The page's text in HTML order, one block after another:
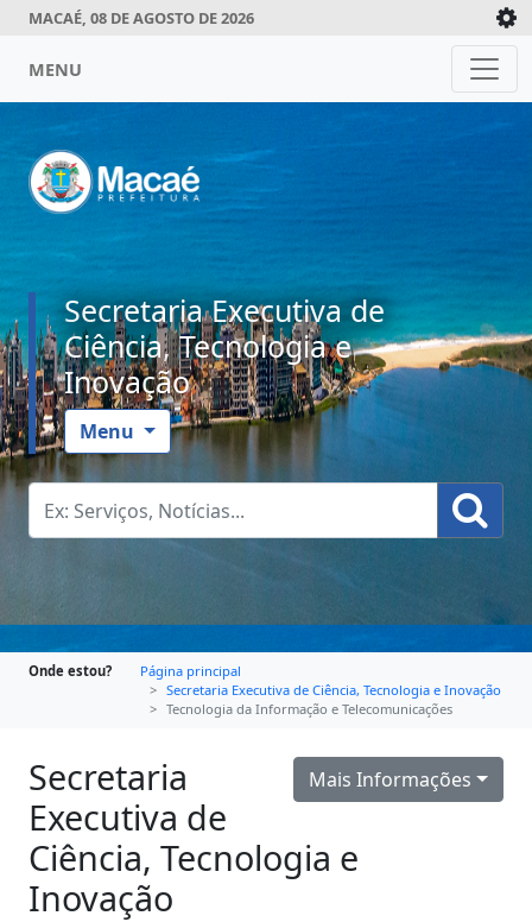
MACAÉ, 08 DE AGOSTO DE 2026
MENU
Secretaria Executiva de
Ciência, Tecnologia e
Inovação
Menu
Onde estou?
Página principal
Secretaria Executiva de Ciência, Tecnologia e Inovação
Tecnologia da Informação e Telecomunicações
Mais Informações
Secretaria
Executiva de
Ciência, Tecnologia e
Inovação